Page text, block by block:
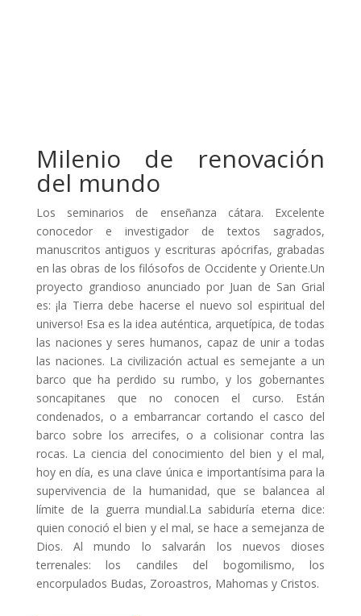
Milenio de renovación
del mundo
Los seminarios de enseñanza cátara. Excelente
conocedor e investigador de textos sagrados,
manuscritos antiguos y escrituras apócrifas, grabadas
en las obras de los filósofos de Occidente y Oriente.Un
proyecto grandioso anunciado por Juan de San Grial
es: ¡la Tierra debe hacerse el nuevo sol espiritual del
universo! Esa es la idea auténtica, arquetípica, de todas
las naciones y seres humanos, capaz de unir a todas
las naciones. La civilización actual es semejante a un
barco que ha perdido su rumbo, y los gobernantes
soncapitanes que no conocen el curso. Están
condenados, o a embarrancar cortando el casco del
barco sobre los arrecifes, o a colisionar contra las
rocas. La ciencia del conocimiento del bien y el mal,
hoy en día, es una clave única e importantísima para la
supervivencia de la humanidad, que se balancea al
límite de la guerra mundial.La sabiduría eterna dice:
quien conoció el bien y el mal, se hace a semejanza de
Dios. Al mundo lo salvarán los nuevos dioses
terrenales: los candiles del bogomilismo, los
encorpulados Budas, Zoroastros, Mahomas y Cristos.